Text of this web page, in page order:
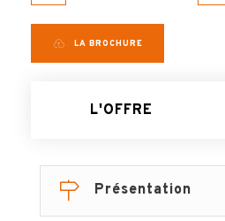
LA BROCHURE
L'OFFRE
Présentation